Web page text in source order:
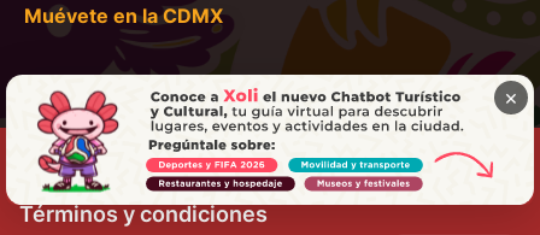
Muévete en la CDMX
Términos y condiciones
×